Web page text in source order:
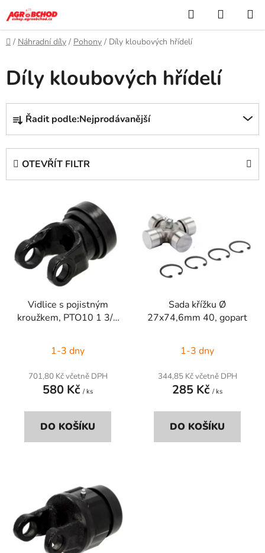
na
obsah
Hledat
KOŠÍK
Domů
/ Náhradní díly / Pohony / Díly kloubových hřídelí
Díly kloubových hřídelí
Ř
z
Řadit podle:Nejprodávanější
OTEVŘÍT FILTR
Vidlice s pojistným
kroužkem, PTO10 1 3/8
1-3 dny
701,80 Kč včetně DPH
580 Kč / ks
DO KOŠÍKU
Sada křížku Ø
27x74,6mm 40, gopart
1-3 dny
344,85 Kč včetně DPH
285 Kč / ks
DO KOŠÍKU